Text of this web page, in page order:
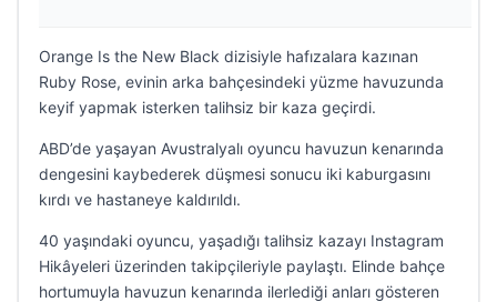
Orange Is the New Black dizisiyle hafızalara kazınan
Ruby Rose, evinin arka bahçesindeki yüzme havuzunda
keyif yapmak isterken talihsiz bir kaza geçirdi.
ABD’de yaşayan Avustralyalı oyuncu havuzun kenarında
dengesini kaybederek düşmesi sonucu iki kaburgasını
kırdı ve hastaneye kaldırıldı.
40 yaşındaki oyuncu, yaşadığı talihsiz kazayı Instagram
Hikâyeleri üzerinden takipçileriyle paylaştı. Elinde bahçe
hortumuyla havuzun kenarında ilerlediği anları gösteren